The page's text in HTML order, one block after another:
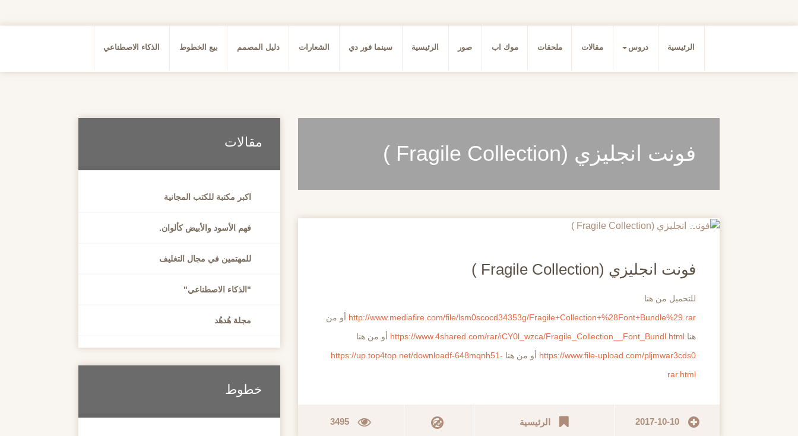
الرئيسية دروس مقالات ملحقات موك اب صور الرئيسية سينما فور دي الشعارات دليل المصمم بيع الخطوط الذكاء الاصطناعي
فونت انجليزي (Fragile Collection )
20
فونت انجليزي (Fragile Collection )
للتحميل من هنا
http://www.mediafire.com/file/lsm0scocd34353g/Fragile+Collection+%28Font+Bundle%29.rar أو من
هنا https://www.4shared.com/rar/iCY0l_wzca/Fragile_Collection__Font_Bundl.html أو من هنا
https://www.file-upload.com/pljmwar3cds0 أو من هنا https://up.top4top.net/downloadf-648mqnh51-
rar.html
2017-10-10 الرئيسية 3495
مقالات
اكبر مكتبة للكتب المجانية
فهم الأسود والأبيض كألوان.
للمهتمين في مجال التغليف
"الذكاء الاصطناعي"
مجلة هُدهُد
خطوط